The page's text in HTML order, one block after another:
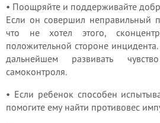
• Поощряйте и поддерживайте
Если он совершил неправильный
что не хотел этого,
положительной стороне
дальнейшем развивать
самоконтроля.
• Если ребенок способен
помогите ему найти противовес